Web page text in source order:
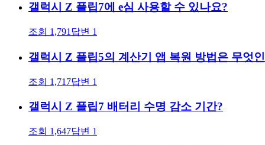
갤럭시 Z 플립7에 e심 사용할 수 있나요?
조회 1,791 답변 1
갤럭시 Z 플립5의 계산기 앱 복원 방법은 무엇
조회 1,717답변 1
갤럭시 Z 플립7 배터리 수명 감소 기간?
조회 1,647답변 1